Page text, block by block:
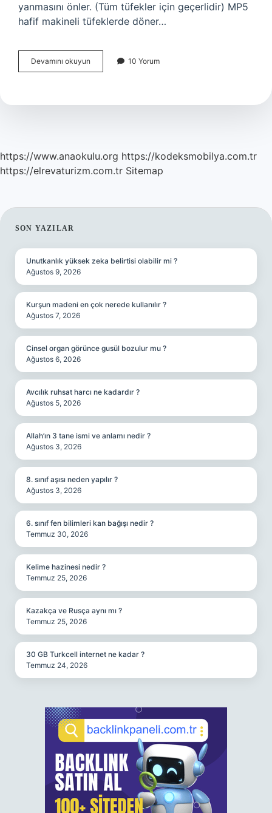
yanmasını önler. (Tüm tüfekler için geçerlidir) MP5
hafif makineli tüfeklerde döner…
Devamını okuyun
Kundağı
Yarar
10 Yorum
https://www.anaokulu.org https://kodeksmobilya.com.tr
https://elrevaturizm.com.tr Sitemap
SIDEBAR
SON YAZILAR
Unutkanlık yüksek zeka belirtisi olabilir mi ?
Ağustos 9, 2026
Kurşun madeni en çok nerede kullanılır ?
Ağustos 7, 2026
Cinsel organ görünce gusül bozulur mu ?
Ağustos 6, 2026
Avcılık ruhsat harcı ne kadardır ?
Ağustos 5, 2026
Allah’ın 3 tane ismi ve anlamı nedir ?
Ağustos 3, 2026
8. sınıf aşısı neden yapılır ?
Ağustos 3, 2026
6. sınıf fen bilimleri kan bağışı nedir ?
Temmuz 30, 2026
Kelime hazinesi nedir ?
Temmuz 25, 2026
Kazakça ve Rusça aynı mı ?
Temmuz 25, 2026
30 GB Turkcell internet ne kadar ?
Temmuz 24, 2026